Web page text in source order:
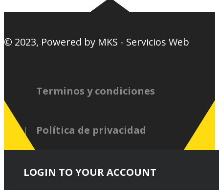
© 2023, Powered by MKS - Servicios Web
Terminos y condiciones
Política de privacidad
LOGIN TO YOUR ACCOUNT